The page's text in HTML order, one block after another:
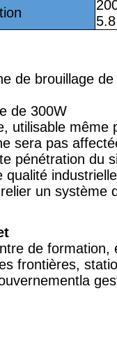
5.8
de brouillage
de 300W
utilisable même
sera pas
pénétration du
qualité
un système
de formation,
frontières,
la